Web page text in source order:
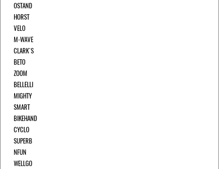
OSTAND
HORST
VELO
M-WAVE
CLARK`S
BETO
ZOOM
BELLELLI
MIGHTY
SMART
BIKEHAND
CYCLO
SUPERB
NFUN
WELLGO